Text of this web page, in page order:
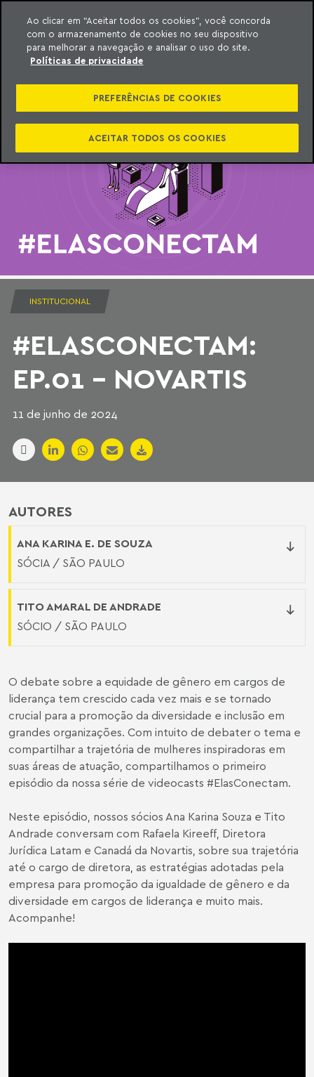
o conteúdo
Machado Meyer
INSTITUCIONAL
#ELASCONECTAM:
EP.01 - NOVARTIS
11 de junho de 2024
AUTORES
ANA KARINA E. DE SOUZA
SÓCIA / SÃO PAULO
TITO AMARAL DE ANDRADE
SÓCIO / SÃO PAULO
O debate sobre a equidade de gênero em cargos de
liderança tem crescido cada vez mais e se tornado
crucial para a promoção da diversidade e inclusão em
grandes organizações. Com intuito de debater o tema e
compartilhar a trajetória de mulheres inspiradoras em
suas áreas de atuação, compartilhamos o primeiro
episódio da nossa série de videocasts #ElasConectam.
Neste episódio, nossos sócios Ana Karina Souza e Tito
Andrade conversam com Rafaela Kireeff, Diretora
Jurídica Latam e Canadá da Novartis, sobre sua trajetória
até o cargo de diretora, as estratégias adotadas pela
empresa para promoção da igualdade de gênero e da
diversidade em cargos de liderança e muito mais.
Acompanhe!
Ao clicar em “Aceitar todos os cookies”, você concorda
com o armazenamento de cookies no seu dispositivo
para melhorar a navegação e analisar o uso do site.
Políticas de privacidade
PREFERÊNCIAS DE COOKIES
ACEITAR TODOS OS COOKIES